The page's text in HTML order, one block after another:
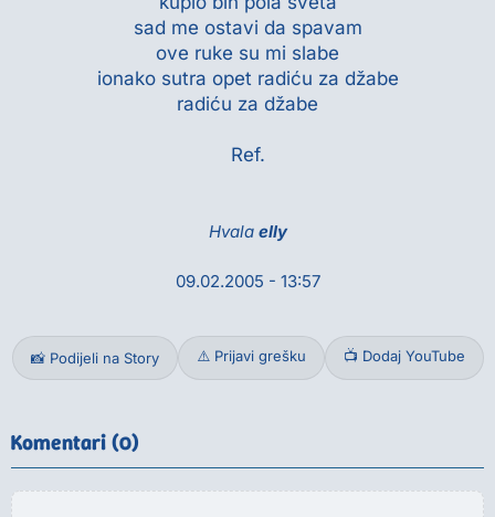
sad me ostavi da spavam
ove ruke su mi slabe
ionako sutra opet radiću za džabe
radiću za džabe
Hvala elly
09.02.2005 - 13:57
📸 Podijeli na Story ⚠️ Prijavi grešku 📺 Dodaj YouTube
Komentari (0)